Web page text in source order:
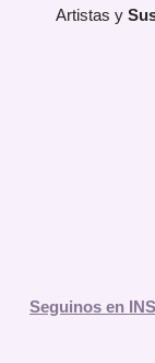
Artistas y
Seguinos en